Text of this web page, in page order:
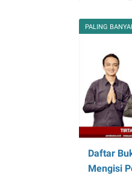
PALING
Daftar
Mengisi